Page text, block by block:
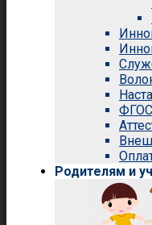
ФГОС
Родителям и